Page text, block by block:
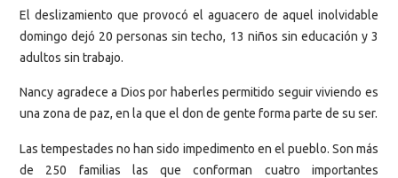
El deslizamiento que provocó el aguacero de aquel inolvidable
domingo dejó 20 personas sin techo, 13 niños sin educación y 3
adultos sin trabajo.
Nancy agradece a Dios por haberles permitido seguir viviendo es
una zona de paz, en la que el don de gente forma parte de su ser.
Las tempestades no han sido impedimento en el pueblo. Son más
de 250 familias las que conforman cuatro importantes